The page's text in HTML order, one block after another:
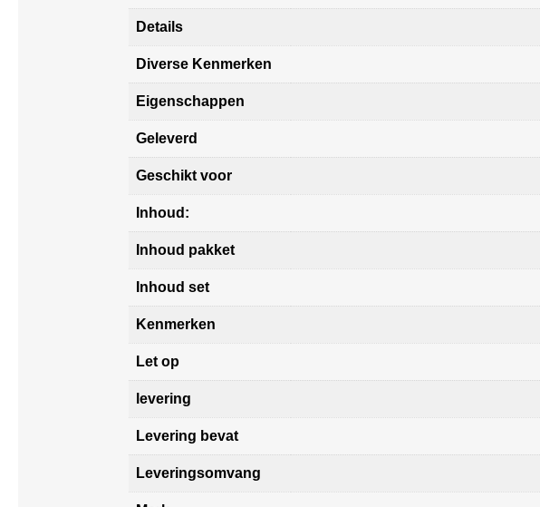
Details
Diverse Kenmerken
Eigenschappen
Geleverd
Geschikt voor
Inhoud:
Inhoud pakket
Inhoud set
Kenmerken
Let op
levering
Levering bevat
Leveringsomvang